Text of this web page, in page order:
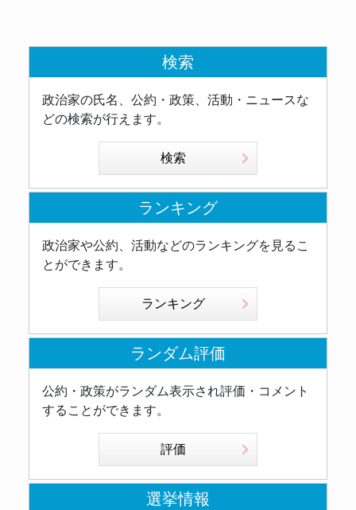
検索
政治家の氏名、公約・政策、活動・ニュースな
どの検索が行えます。
検索
ランキング
政治家や公約、活動などのランキングを見るこ
とができます。
ランキング
ランダム評価
公約・政策がランダム表示され評価・コメント
することができます。
評価
選挙情報